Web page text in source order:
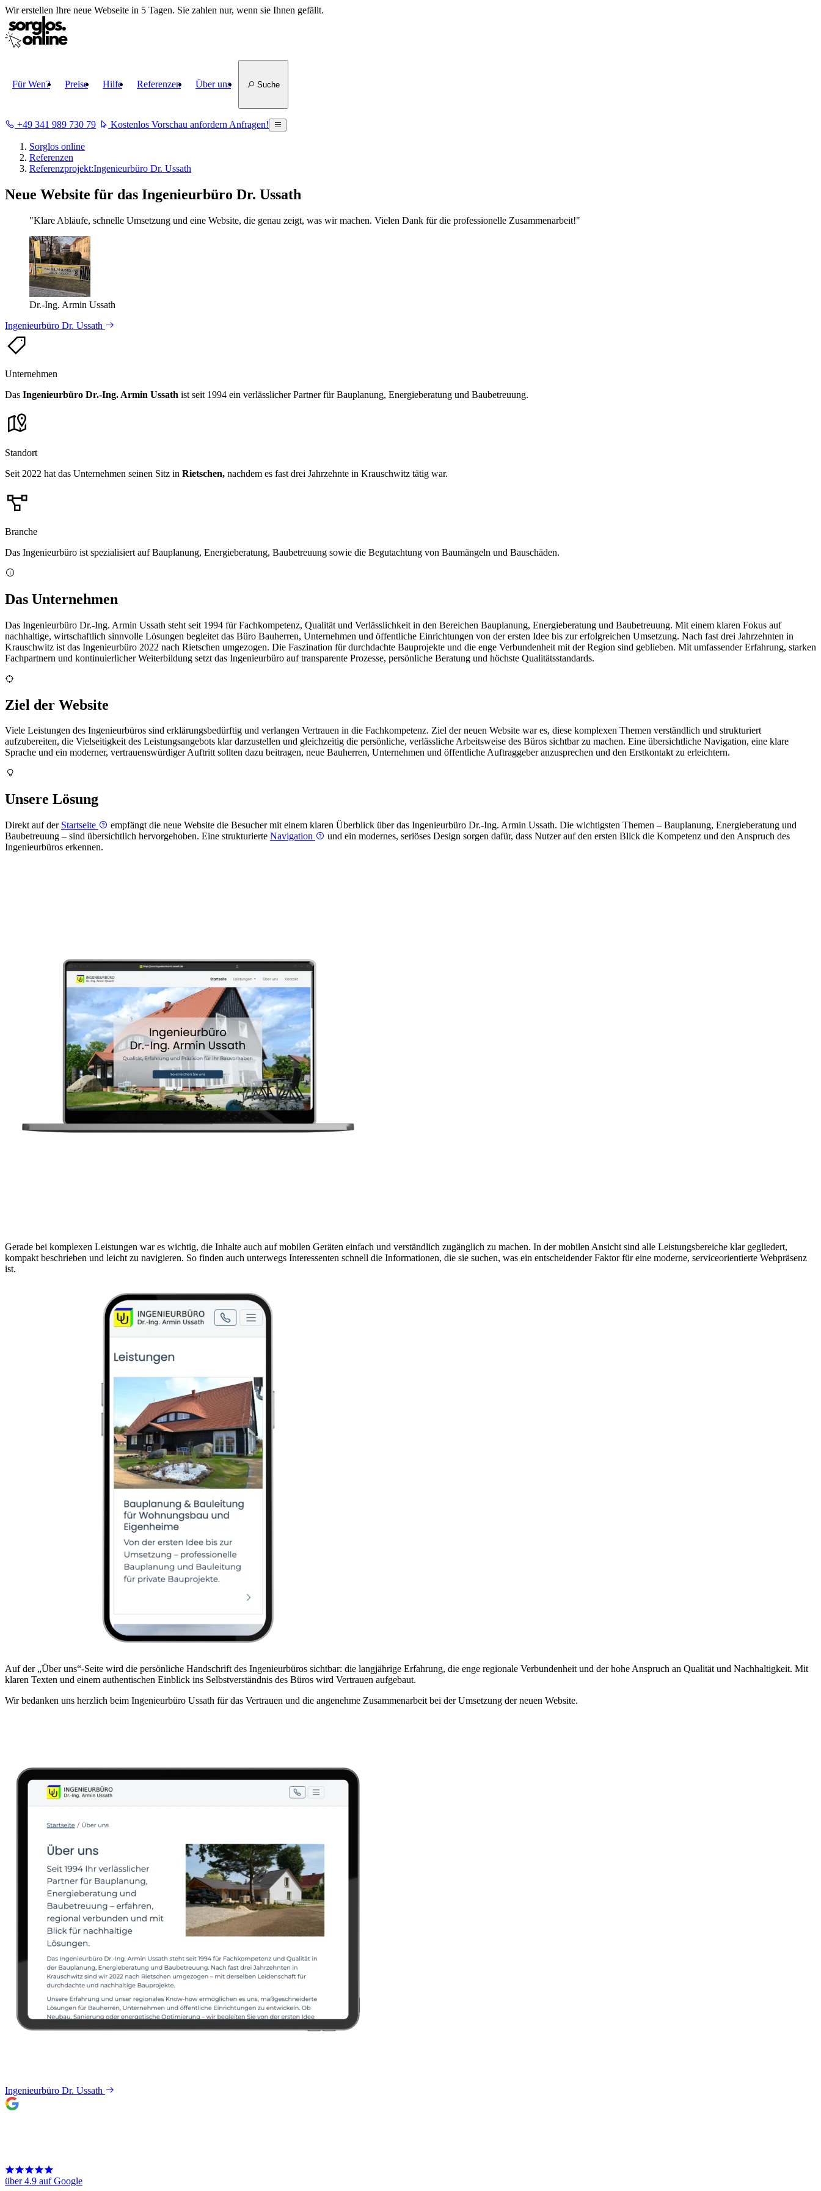
Wir erstellen Ihre neue Webseite in 5 Tagen. Sie zahlen nur, wenn sie Ihnen gefällt.
Für Wen? Preise Hilfe Referenzen Über uns Suche
+49 341 989 730 79 Kostenlos Vorschau anfordern Anfragen!
Sorglos online
Referenzen
Referenzprojekt:Ingenieurbüro Dr. Ussath
Neue Website für das Ingenieurbüro Dr. Ussath
"Klare Abläufe, schnelle Umsetzung und eine Website, die genau zeigt, was wir machen. Vielen Dank für die professionelle Zusammenarbeit!"
Dr.-Ing. Armin Ussath
Ingenieurbüro Dr. Ussath
Unternehmen
Das Ingenieurbüro Dr.-Ing. Armin Ussath ist seit 1994 ein verlässlicher Partner für Bauplanung, Energieberatung und Baubetreuung.
Standort
Seit 2022 hat das Unternehmen seinen Sitz in Rietschen, nachdem es fast drei Jahrzehnte in Krauschwitz tätig war.
Branche
Das Ingenieurbüro ist spezialisiert auf Bauplanung, Energieberatung, Baubetreuung sowie die Begutachtung von Baumängeln und Bauschäden.
Das Unternehmen
Das Ingenieurbüro Dr.-Ing. Armin Ussath steht seit 1994 für Fachkompetenz, Qualität und Verlässlichkeit in den Bereichen Bauplanung, Energieberatung und Baubetreuung. Mit einem klaren Fokus auf
nachhaltige, wirtschaftlich sinnvolle Lösungen begleitet das Büro Bauherren, Unternehmen und öffentliche Einrichtungen von der ersten Idee bis zur erfolgreichen Umsetzung. Nach fast drei Jahrzehnten in
Krauschwitz ist das Ingenieurbüro 2022 nach Rietschen umgezogen. Die Faszination für durchdachte Bauprojekte und die enge Verbundenheit mit der Region sind geblieben. Mit umfassender Erfahrung, starken
Fachpartnern und kontinuierlicher Weiterbildung setzt das Ingenieurbüro auf transparente Prozesse, persönliche Beratung und höchste Qualitätsstandards.
Ziel der Website
Viele Leistungen des Ingenieurbüros sind erklärungsbedürftig und verlangen Vertrauen in die Fachkompetenz. Ziel der neuen Website war es, diese komplexen Themen verständlich und strukturiert
aufzubereiten, die Vielseitigkeit des Leistungsangebots klar darzustellen und gleichzeitig die persönliche, verlässliche Arbeitsweise des Büros sichtbar zu machen. Eine übersichtliche Navigation, eine klare
Sprache und ein moderner, vertrauenswürdiger Auftritt sollten dazu beitragen, neue Bauherren, Unternehmen und öffentliche Auftraggeber anzusprechen und den Erstkontakt zu erleichtern.
Unsere Lösung
Direkt auf der Startseite
empfängt die neue Website die Besucher mit einem klaren Überblick über das Ingenieurbüro Dr.-Ing. Armin Ussath. Die wichtigsten Themen – Bauplanung, Energieberatung und
Baubetreuung – sind übersichtlich hervorgehoben. Eine strukturierte Navigation
und ein modernes, seriöses Design sorgen dafür, dass Nutzer auf den ersten Blick die Kompetenz und den Anspruch des
Ingenieurbüros erkennen.
Gerade bei komplexen Leistungen war es wichtig, die Inhalte auch auf mobilen Geräten einfach und verständlich zugänglich zu machen. In der mobilen Ansicht sind alle Leistungsbereiche klar gegliedert,
kompakt beschrieben und leicht zu navigieren. So finden auch unterwegs Interessenten schnell die Informationen, die sie suchen, was ein entscheidender Faktor für eine moderne, serviceorientierte Webpräsenz
ist.
Auf der „Über uns“-Seite wird die persönliche Handschrift des Ingenieurbüros sichtbar: die langjährige Erfahrung, die enge regionale Verbundenheit und der hohe Anspruch an Qualität und Nachhaltigkeit. Mit
klaren Texten und einem authentischen Einblick ins Selbstverständnis des Büros wird Vertrauen aufgebaut.
Wir bedanken uns herzlich beim Ingenieurbüro Ussath für das Vertrauen und die angenehme Zusammenarbeit bei der Umsetzung der neuen Website.
Ingenieurbüro Dr. Ussath
über 4.9 auf Google